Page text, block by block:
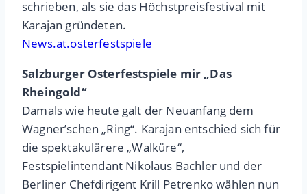
schrieben, als sie das Höchstpreisfestival mit
Karajan gründeten.
News.at.osterfestspiele
Salzburger Osterfestspiele mir „Das
Rheingold“
Damals wie heute galt der Neuanfang dem
Wagner’schen „Ring“. Karajan entschied sich für
die spektakulärere „Walküre“,
Festspielintendant Nikolaus Bachler und der
Berliner Chefdirigent Krill Petrenko wählen nun